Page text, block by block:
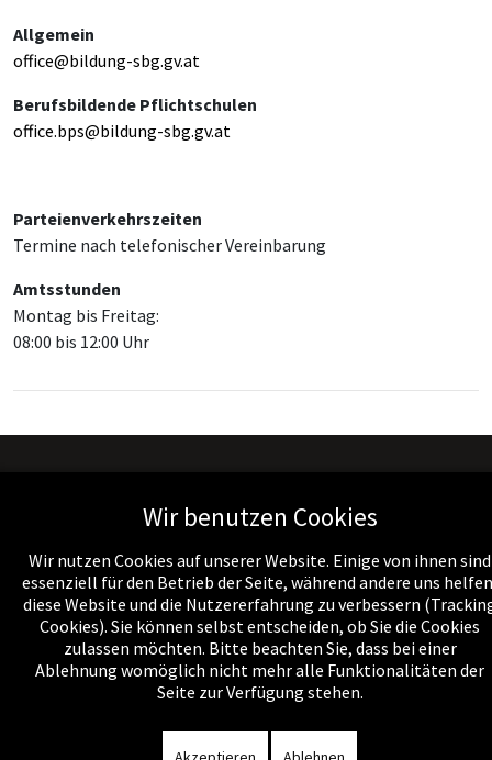
Allgemein
office@bildung-sbg.gv.at
Berufsbildende Pflichtschulen
office.bps@bildung-sbg.gv.at
Parteienverkehrszeiten
Termine nach telefonischer Vereinbarung
Amtsstunden
Montag bis Freitag:
08:00 bis 12:00 Uhr
Impressum -Datenschutzerklärung-Kontakt -Amtssignatur-
Rechnungen-Sitemap
Wir benutzen Cookies
Wir nutzen Cookies auf unserer Website. Einige von ihnen sind
essenziell für den Betrieb der Seite, während andere uns
diese Website und die Nutzererfahrung zu verbessern
Cookies). Sie können selbst entscheiden, ob Sie die Cookies
zulassen möchten. Bitte beachten Sie, dass bei einer
Ablehnung womöglich nicht mehr alle Funktionalitäten der
Seite zur Verfügung stehen.